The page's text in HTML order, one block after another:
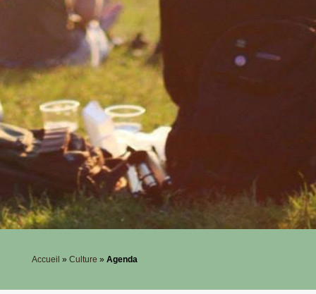
Accueil » Culture » Agenda